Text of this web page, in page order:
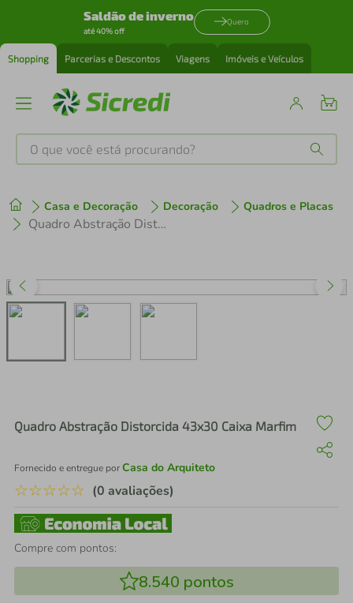
Saldão de inverno
até 40% off
Quero
Shopping Parcerias e Descontos Viagens Imóveis e Veículos
O que você está procurando?
Casa e Decoração Decoração Quadros e Placas
Quadro Abstração Distorcida 43x30 Caixa Marfim
Quadro Abstração Distorcida 43x30 Caixa Marfim
Fornecido e entregue porCasa do Arquiteto
☆☆☆☆☆ (0 avaliações)
Compre com pontos:
8.540 pontos
1º tenis
perfume